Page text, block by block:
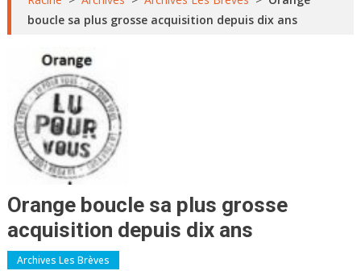
boucle sa plus grosse acquisition depuis dix ans
Orange boucle sa plus grosse
acquisition depuis dix ans
Archives Les Brèves